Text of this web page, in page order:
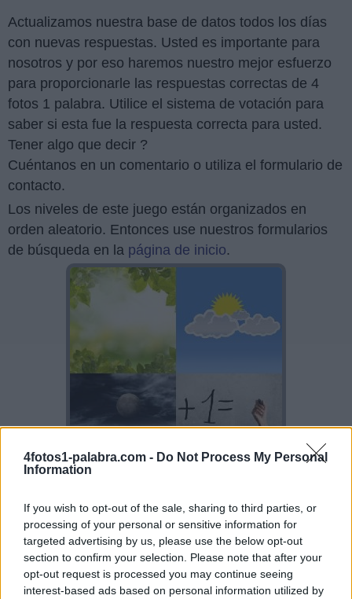
4fotos1-palabra.com - Do Not Process My Personal
Information
If you wish to opt-out of the sale, sharing to third parties, or
processing of your personal or sensitive information for
targeted advertising by us, please use the below opt-out
section to confirm your selection. Please note that after your
opt-out request is processed you may continue seeing
interest-based ads based on personal information utilized by
Actualizamos nuestra base de datos todos los días
con nuevas respuestas. Usted es importante para
nosotros y por eso haremos nuestro mejor esfuerzo
para proporcionarle las respuestas correctas de 4
fotos 1 palabra. Utilice el sistema de votación para
saber si esta fue la respuesta correcta para usted.
Tener algo que decir ?
Cuéntanos en un comentario o utiliza el formulario de
contacto.
Los niveles de este juego están organizados en
orden aleatorio. Entonces use nuestros formularios
de búsqueda en la página de inicio.
Sponsored Links